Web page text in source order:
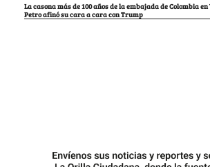
La casona más de 100 años de la embajada de Colombia
Petro afinó su cara a cara con Trump